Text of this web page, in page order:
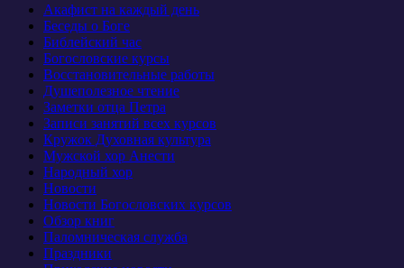
Акафист на каждый день
Беседы о Боге
Библейский час
Богословские курсы
Восстановительные работы
Душеполезное чтение
Заметки отца Петра
Записи занятий всех курсов
Кружок Духовная культура
Мужской хор Анести
Народный хор
Новости
Новости Богословских курсов
Обзор книг
Паломническая служба
Праздники